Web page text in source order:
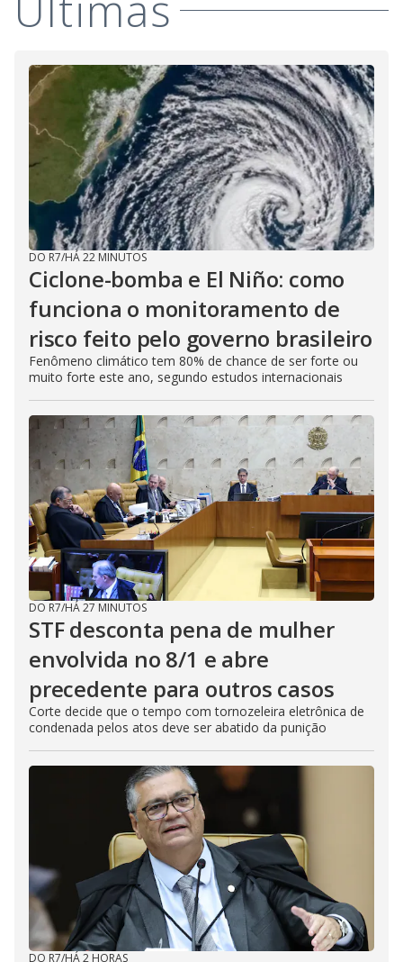
DO R7/HÁ 22 MINUTOS
Ciclone-bomba e El Niño: como
funciona o monitoramento de
risco feito pelo governo brasileiro
Fenômeno climático tem 80% de chance de ser forte ou
muito forte este ano, segundo estudos internacionais
DO R7/HÁ 27 MINUTOS
STF desconta pena de mulher
envolvida no 8/1 e abre
precedente para outros casos
Corte decide que o tempo com tornozeleira eletrônica de
condenada pelos atos deve ser abatido da punição
DO R7/HÁ 2 HORAS